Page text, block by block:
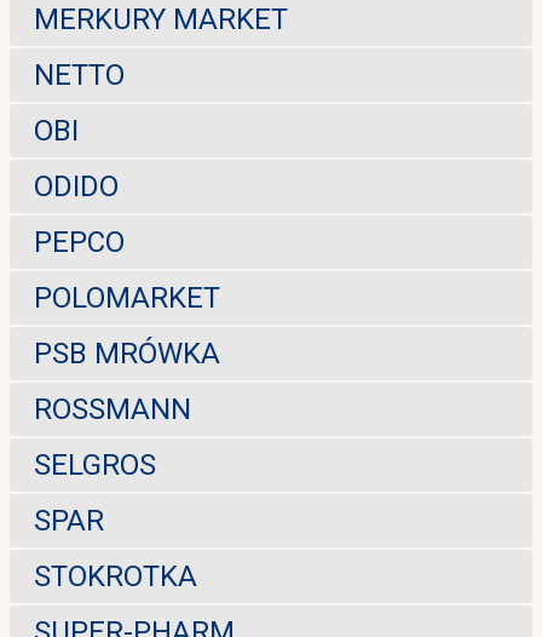
MERKURY MARKET
NETTO
OBI
ODIDO
PEPCO
POLOMARKET
PSB MRÓWKA
ROSSMANN
SELGROS
SPAR
STOKROTKA